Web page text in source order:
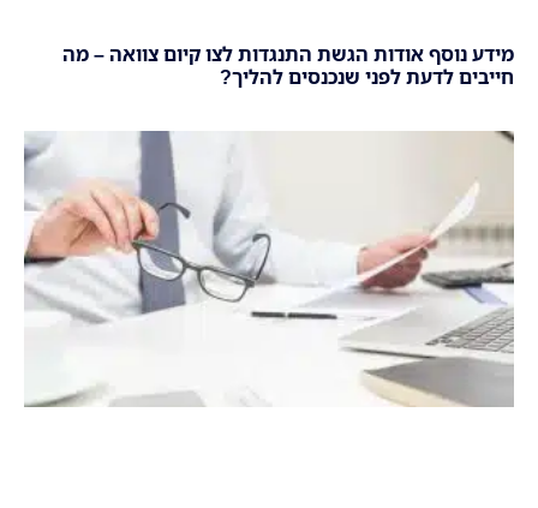
מידע נוסף אודות הגשת התנגדות לצו קיום צוואה – מה
חייבים לדעת לפני שנכנסים להליך?